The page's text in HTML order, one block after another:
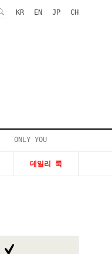
KR EN JP CH
ONLY YOU
데일리 룩